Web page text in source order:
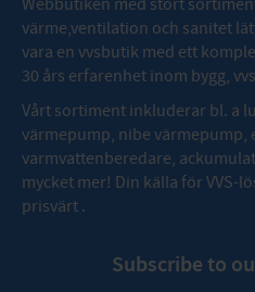
Webbutiken med stort
värme,ventilation och sanitet
vara en vvsbutik med ett
30 års erfarenhet inom bygg,
Vårt sortiment inkluderar bl. a
värmepump, nibe värmepump,
varmvattenberedare,
mycket mer! Din källa för VVS-
prisvärt .
Subscribe to